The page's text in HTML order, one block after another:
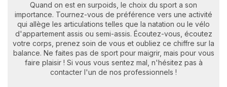
Quand on est en surpoids, le choix du sport a son
importance. Tournez-vous de préférence vers une activité
qui allège les articulations telles que la natation ou le vélo
d'appartement assis ou semi-assis. Écoutez-vous, écoutez
votre corps, prenez soin de vous et oubliez ce chiffre sur la
balance. Ne faites pas de sport pour maigrir, mais pour vous
faire plaisir ! Si vous vous sentez mal, n'hésitez pas à
contacter l'un de nos professionnels !